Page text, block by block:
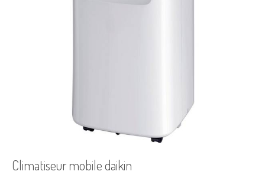
Climatiseur mobile daikin